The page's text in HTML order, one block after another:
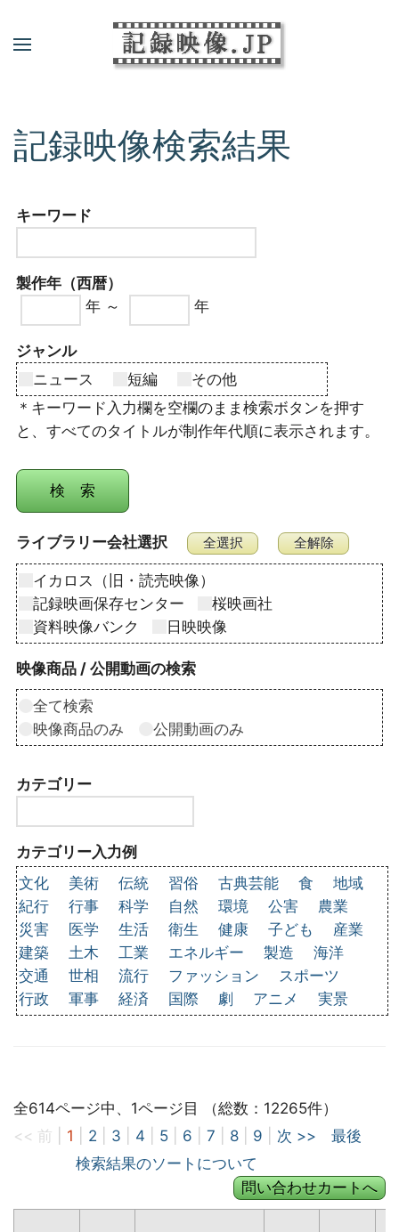
記録映像検索結果
キーワード
製作年（西暦）
年 ～
年
ジャンル
ニュース
短編
その他
＊キーワード入力欄を空欄のまま検索ボタンを押す
と、すべてのタイトルが制作年代順に表示されます。
ライブラリー会社選択
イカロス（旧・読売映像）
記録映画保存センター
桜映画社
資料映像バンク
日映映像
映像商品 / 公開動画の検索
全て検索
映像商品のみ
公開動画のみ
カテゴリー
カテゴリー入力例
文化
美術 伝統 習俗 古典芸能 食
地域
紀行
行事 科学 自然 環境 公害
農業
災害
医学 生活 衛生 健康 子ども
産業
建築
土木 工業 エネルギー 製造
海洋
交通
世相 流行 ファッション
スポーツ
行政
軍事 経済 国際 劇 アニメ 実景
全614ページ中、1ページ目 （総数：12265件）
<< 前
1 2 3 4 5 6 7 8 9 次 >>
最後
検索結果のソートについて